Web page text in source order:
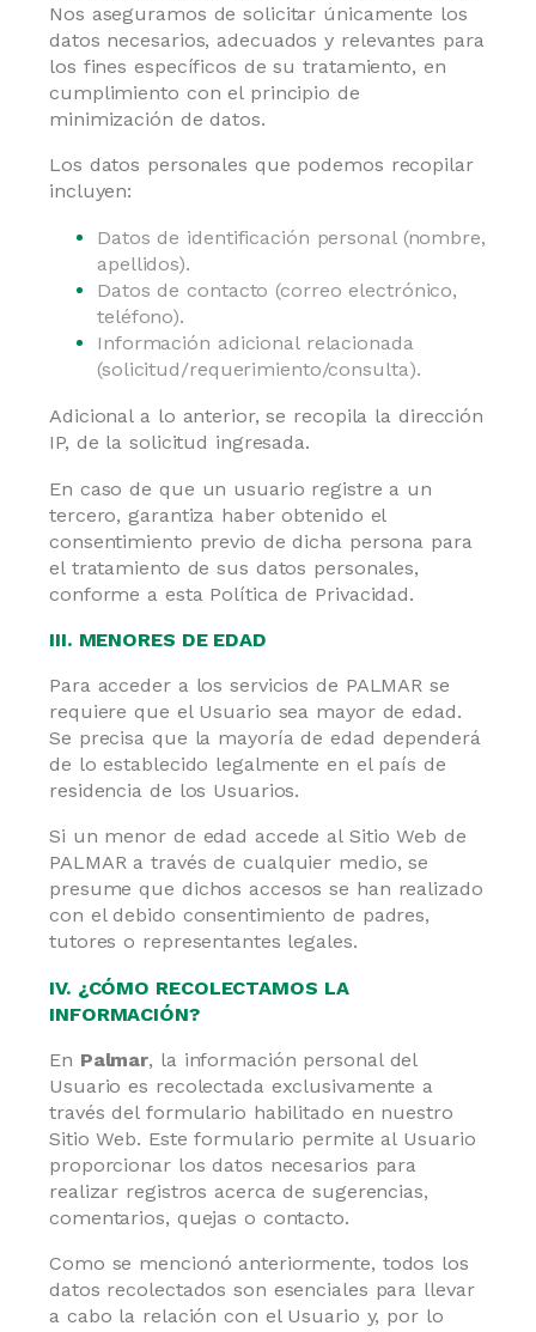
Nos aseguramos de solicitar únicamente los
datos necesarios, adecuados y relevantes para
los fines específicos de su tratamiento, en
cumplimiento con el principio de
minimización de datos.
Los datos personales que podemos recopilar
incluyen:
Datos de identificación personal (nombre,
apellidos).
Datos de contacto (correo electrónico,
teléfono).
Información adicional relacionada
(solicitud/requerimiento/consulta).
Adicional a lo anterior, se recopila la dirección
IP, de la solicitud ingresada.
En caso de que un usuario registre a un
tercero, garantiza haber obtenido el
consentimiento previo de dicha persona para
el tratamiento de sus datos personales,
conforme a esta Política de Privacidad.
III. MENORES DE EDAD
Para acceder a los servicios de PALMAR se
requiere que el Usuario sea mayor de edad.
Se precisa que la mayoría de edad dependerá
de lo establecido legalmente en el país de
residencia de los Usuarios.
Si un menor de edad accede al Sitio Web de
PALMAR a través de cualquier medio, se
presume que dichos accesos se han realizado
con el debido consentimiento de padres,
tutores o representantes legales.
IV. ¿CÓMO RECOLECTAMOS LA
INFORMACIÓN?
En Palmar, la información personal del
Usuario es recolectada exclusivamente a
través del formulario habilitado en nuestro
Sitio Web. Este formulario permite al Usuario
proporcionar los datos necesarios para
realizar registros acerca de sugerencias,
comentarios, quejas o contacto.
Como se mencionó anteriormente, todos los
datos recolectados son esenciales para llevar
a cabo la relación con el Usuario y, por lo